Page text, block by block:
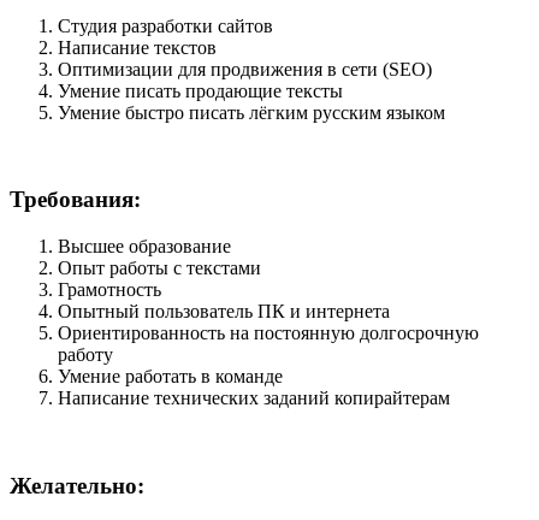
Студия разработки сайтов
Написание текстов
Оптимизации для продвижения в сети (SEO)
Умение писать продающие тексты
Умение быстро писать лёгким русским языком
Требования:
Высшее образование
Опыт работы с текстами
Грамотность
Опытный пользователь ПК и интернета
Ориентированность на постоянную долгосрочную
работу
Умение работать в команде
Написание технических заданий копирайтерам
Желательно: